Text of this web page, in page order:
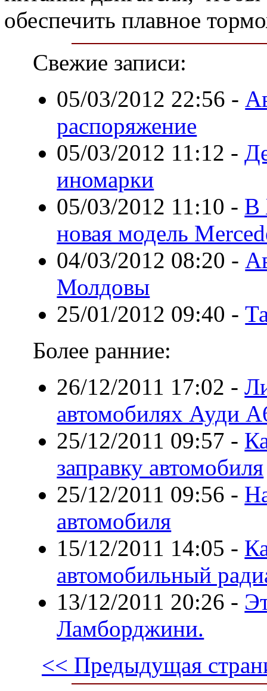
обеспечить плавное
Свежие записи:
05/03/2012 22:56 -
распоряжение
05/03/2012 11:12 -
иномарки
05/03/2012 11:10 - В
новая модель
04/03/2012 08:20 -
Молдовы
25/01/2012 09:40 -
Более ранние:
26/12/2011 17:02 -
автомобилях Ауди
25/12/2011 09:57 -
заправку автомобиля
25/12/2011 09:56 -
автомобиля
15/12/2011 14:05 -
автомобильный
13/12/2011 20:26 -
Ламборджини.
<< Предыдущая